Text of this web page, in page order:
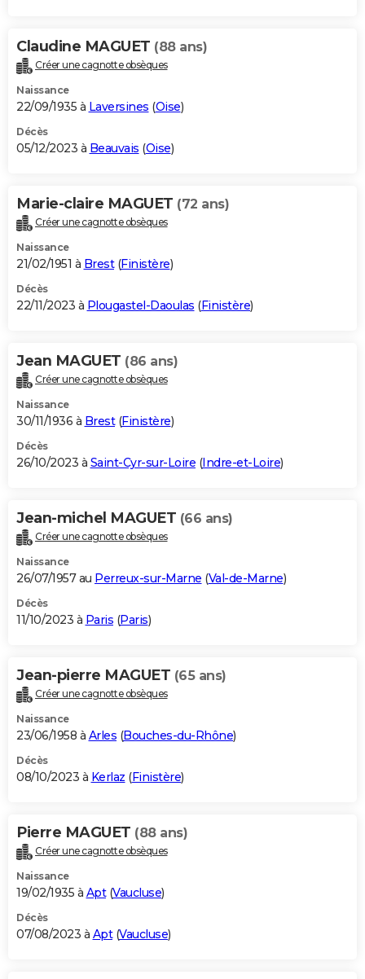
Claudine MAGUET (88 ans)
Créer une cagnotte obsèques
Naissance
22/09/1935 à Laversines (Oise)
Décès
05/12/2023 à Beauvais (Oise)
Marie-claire MAGUET (72 ans)
Créer une cagnotte obsèques
Naissance
21/02/1951 à Brest(Finistère)
Décès
22/11/2023 à Plougastel-Daoulas (Finistère)
Jean MAGUET (86 ans)
Créer une cagnotte obsèques
Naissance
30/11/1936 à Brest(Finistère)
Décès
26/10/2023 à Saint-Cyr-sur-Loire (Indre-et-Loire)
Jean-michel MAGUET (66 ans)
Créer une cagnotte obsèques
Naissance
26/07/1957 au Perreux-sur-Marne (Val-de-Marne)
Décès
11/10/2023 à Paris (Paris)
Jean-pierre MAGUET (65 ans)
Créer une cagnotte obsèques
Naissance
23/06/1958 à Arles (Bouches-du-Rhône)
Décès
08/10/2023 à Kerlaz (Finistère)
Pierre MAGUET (88 ans)
Créer une cagnotte obsèques
Naissance
19/02/1935 à Apt(Vaucluse)
Décès
07/08/2023 à Apt(Vaucluse)